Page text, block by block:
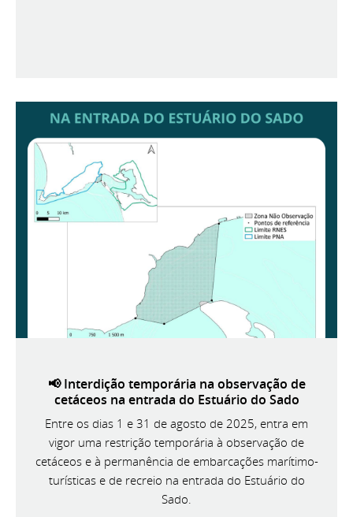
📢 Interdição temporária na observação de
cetáceos na entrada do Estuário do Sado
Entre os dias 1 e 31 de agosto de 2025, entra em
vigor uma restrição temporária à observação de
cetáceos e à permanência de embarcações marítimo-
turísticas e de recreio na entrada do Estuário do
Sado.